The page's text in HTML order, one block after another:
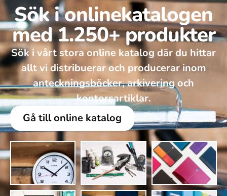
Sök i onlinekatalogen
med 1.250+ produkter
Sök i vårt stora online katalog där du hittar
allt vi distribuerar och producerar inom
anteckningsböcker, arkivering och
kontorsartiklar.
Gå till online katalog